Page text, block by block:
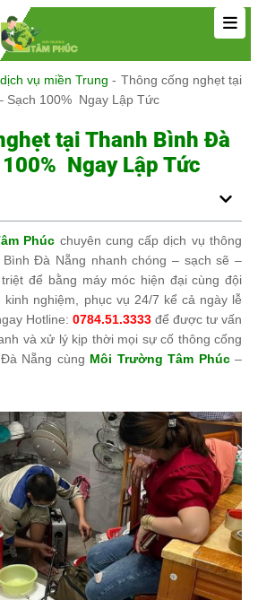
vụ miền Trung - Thông cống nghẹt tại
Sạch 100% Ngay Lập Tức
tại Thanh Bình Đà
Ngay Lập Tức
Phúc chuyên cung cấp dịch vụ thông
Đà Nẵng nhanh chóng – sạch sẽ –
để bằng máy móc hiện đại cùng đội
kinh nghiệm, phục vụ 24/7 kể cả ngày lễ
Hotline: 0784.51.3333 để được tư vấn
và xử lý kịp thời mọi sự cố thông cống
Nẵng cùng Môi Trường Tâm Phúc–